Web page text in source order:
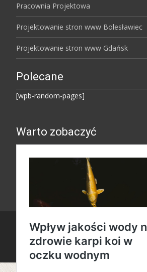
Pracownia Projektowa
Projektowanie stron www Bolesławiec
Projektowanie stron www Gdańsk
Polecane
[wpb-random-pages]
Warto zobaczyć
Copyright © Amaro Design
Powered by WordPress, Themei-design by